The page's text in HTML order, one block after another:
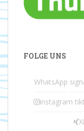
FOLGE UNS
WhatsApp
instagram